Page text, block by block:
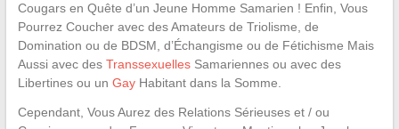
Cougars en Quête d’un Jeune Homme Samarien ! Enfin, Vous
Pourrez Coucher avec des Amateurs de Triolisme, de
Domination ou de BDSM, d’Échangisme ou de Fétichisme Mais
Aussi avec des TranssexuellesSamariennes ou avec des
Libertines ou un GayHabitant dans la Somme.
Cependant, Vous Aurez des Relations Sérieuses et / ou